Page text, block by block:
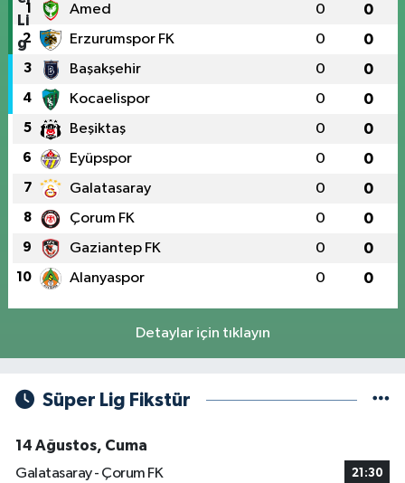
1 Amed 0 0
2 Erzurumspor FK 0 0
3 Başakşehir 0 0
4 Kocaelispor 0 0
5 Beşiktaş 0 0
6 Eyüpspor 0 0
7 Galatasaray 0 0
8 Çorum FK 0 0
9 Gaziantep FK 0 0
10 Alanyaspor 0 0
Detaylar için tıklayın
Süper Lig Fikstür
14 Ağustos, Cuma
Galatasaray - Çorum FK
21:30